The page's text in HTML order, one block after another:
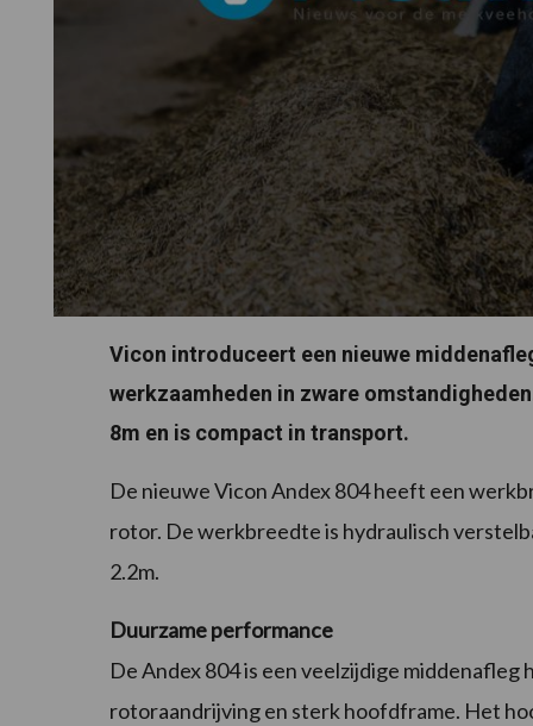
Vicon introduceert een nieuwe
werkzaamheden in zware
8m en is compact in transport.
De nieuwe Vicon Andex 804 heeft een
rotor. De werkbreedte is hydraulisch
2.2m.
Duurzame performance
De Andex 804 is een veelzijdige
rotoraandrijving en sterk hoofdframe. Het